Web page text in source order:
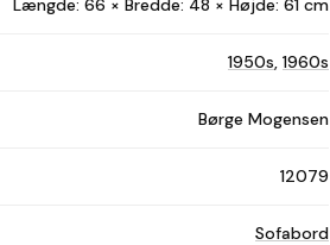
Længde: 66 × Bredde: 48 × Højde: 61 cm
1950s, 1960s
Børge Mogensen
12079
Sofabord